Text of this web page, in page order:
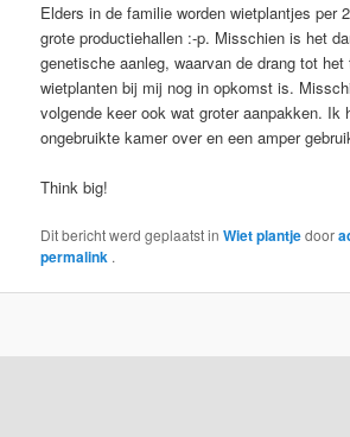
Elders in de familie worden wietplantjes per
grote productiehallen :-p. Misschien is het
genetische aanleg, waarvan de drang tot het
wietplanten bij mij nog in opkomst is.
volgende keer ook wat groter aanpakken. Ik
ongebruikte kamer over en een amper
Think big!
Dit bericht werd geplaatst inWiet plantjedoor
permalink .